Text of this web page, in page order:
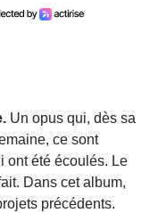
Un opus qui, dès sa
ce sont
ont été écoulés. Le
Dans cet album,
précédents.